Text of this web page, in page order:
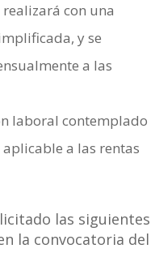
con una
y se
a las
laboral contemplado
a las rentas
las siguientes
la convocatoria del